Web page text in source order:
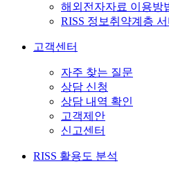
해외전자자료 이용방
RISS 정보취약계층
고객센터
자주 찾는 질문
상담 신청
상담 내역 확인
고객제안
신고센터
RISS 활용도 분석